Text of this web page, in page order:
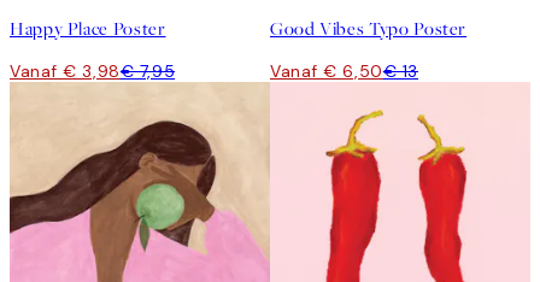
Happy Place Poster
Vanaf € 3,98€ 7,95
Good Vibes Typo Poster
Vanaf € 6,50€ 13